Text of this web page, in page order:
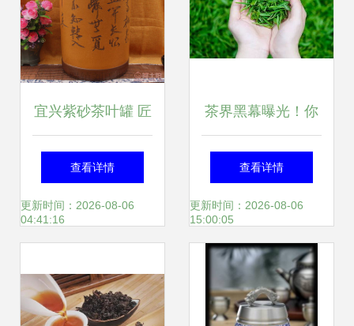
宜兴紫砂茶叶罐 匠
心独运的醒茶之
器，收藏与品味的
查看详情
更新时间：2026-08-06
04:41:16
茶界黑幕曝光！你
喝下的每一口茶，
都可能藏着这个致
命陷阱
查看详情
更新时间：2026-08-06
15:00:05